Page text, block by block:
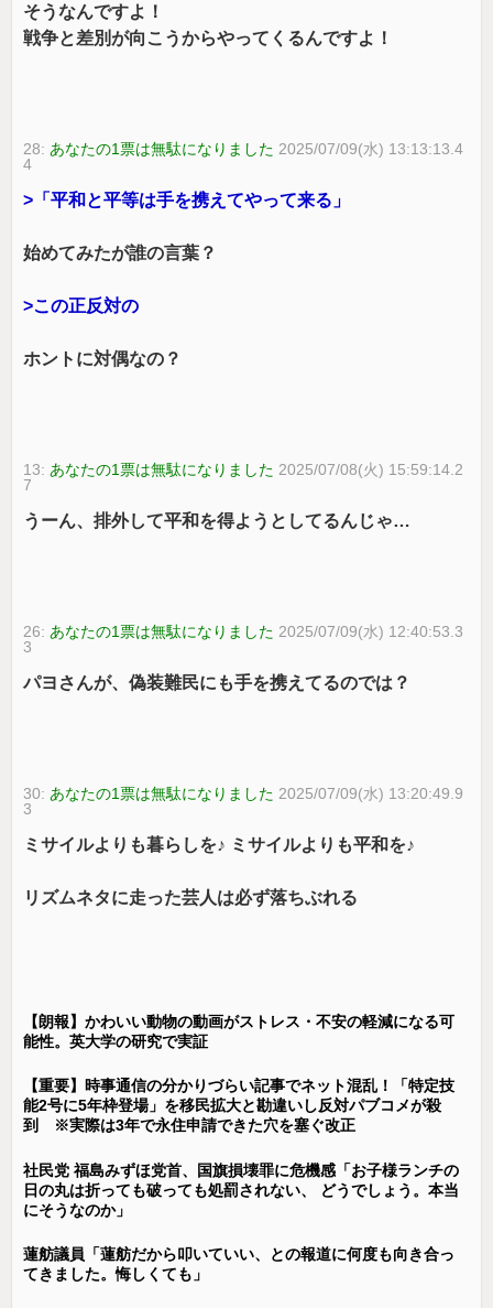
そうなんですよ！
戦争と差別が向こうからやってくるんですよ！
28: あなたの1票は無駄になりました 2025/07/09(水) 13:13:13.4
4
>「平和と平等は手を携えてやって来る」
始めてみたが誰の言葉？
>この正反対の
ホントに対偶なの？
13: あなたの1票は無駄になりました 2025/07/08(火) 15:59:14.2
7
うーん、排外して平和を得ようとしてるんじゃ…
26: あなたの1票は無駄になりました 2025/07/09(水) 12:40:53.3
3
パヨさんが、偽装難民にも手を携えてるのでは？
30: あなたの1票は無駄になりました 2025/07/09(水) 13:20:49.9
3
ミサイルよりも暮らしを♪ ミサイルよりも平和を♪
リズムネタに走った芸人は必ず落ちぶれる
【朗報】かわいい動物の動画がストレス・不安の軽減になる可
能性。英大学の研究で実証
【重要】時事通信の分かりづらい記事でネット混乱！「特定技
能2号に5年枠登場」を移民拡大と勘違いし反対パブコメが殺
到 ※実際は3年で永住申請できた穴を塞ぐ改正
社民党 福島みずほ党首、国旗損壊罪に危機感「お子様ランチの
日の丸は折っても破っても処罰されない、 どうでしょう。本当
にそうなのか」
蓮舫議員「蓮舫だから叩いていい、との報道に何度も向き合っ
てきました。悔しくても」